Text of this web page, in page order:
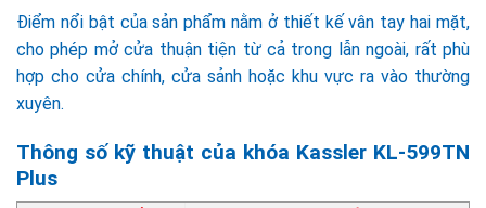
Điểm nổi bật của sản phẩm nằm ở thiết kế vân tay hai mặt,
cho phép mở cửa thuận tiện từ cả trong lẫn ngoài, rất phù
hợp cho cửa chính, cửa sảnh hoặc khu vực ra vào thường
xuyên.
Thông số kỹ thuật của khóa Kassler KL-599TN
Plus